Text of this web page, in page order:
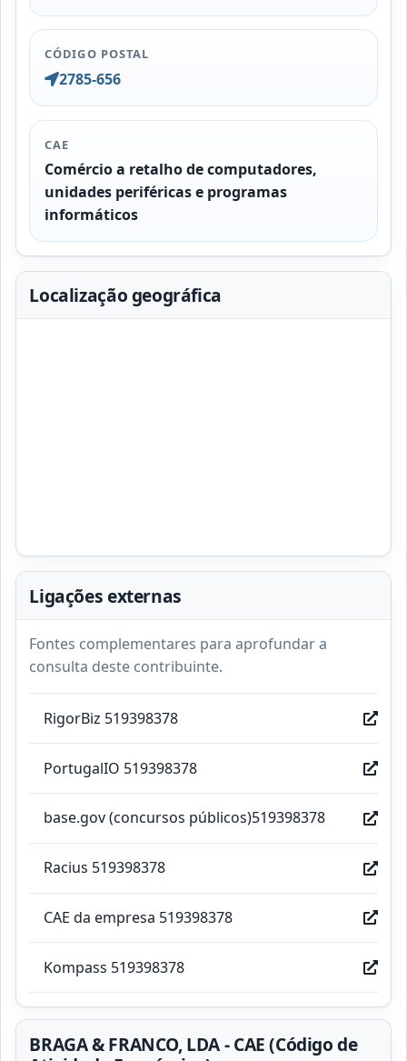
CÓDIGO POSTAL
2785-656
CAE
Comércio a retalho de computadores,
unidades periféricas e programas
informáticos
Localização geográfica
Ligações externas
Fontes complementares para aprofundar a
consulta deste contribuinte.
RigorBiz 519398378
PortugalIO 519398378
base.gov (concursos públicos)519398378
Racius 519398378
CAE da empresa 519398378
Kompass 519398378
BRAGA & FRANCO, LDA - CAE (Código de